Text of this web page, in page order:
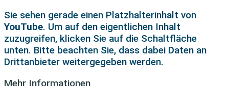
Sie sehen gerade einen Platzhalterinhalt von
YouTube. Um auf den eigentlichen Inhalt
zuzugreifen, klicken Sie auf die Schaltfläche
unten. Bitte beachten Sie, dass dabei Daten an
Drittanbieter weitergegeben werden.
Mehr Informationen